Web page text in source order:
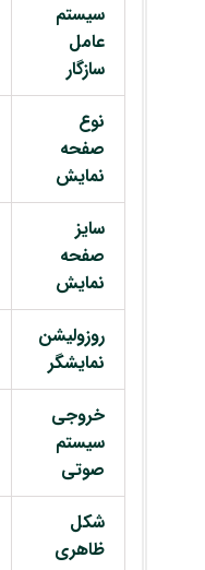
سیستم
عامل
سازگار
نوع
صفحه
نمایش
سایز
صفحه
نمایش
روزولیشن
نمایشگر
خروجی
سیستم
صوتی
شکل
ظاهری